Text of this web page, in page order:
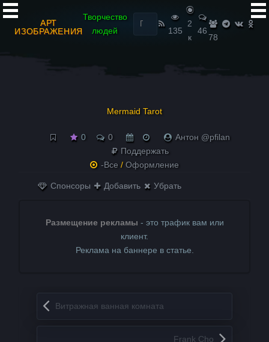
АРТ
ИЗОБРАЖЕНИЯ
Творчество
людей
Найти:
135
2
к
46
78
Mermaid Tarot
0 0
Антон @pfilan
Поддержать
-Все / Оформление
Спонсоры Добавить Убрать
Размещение рекламы - это трафик вам или
клиент.
Реклама на баннере в статье.
Запись навигация
Витражная ванная комната
Frank Cho